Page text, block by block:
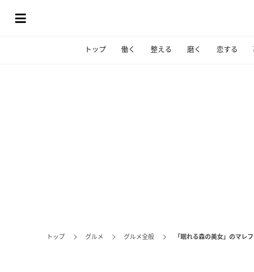
トップ 働く 整える 磨く 恋する
トップ グルメ グルメ全般 「眠れる森の美女」のマ